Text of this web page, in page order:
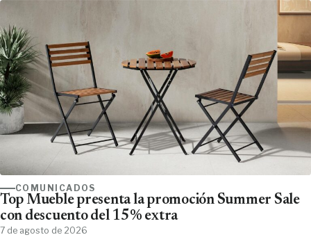
COMUNICADOS
Top Mueble presenta la promoción Summer Sale
con descuento del 15% extra
7 de agosto de 2026